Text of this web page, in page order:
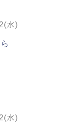
水)
水)